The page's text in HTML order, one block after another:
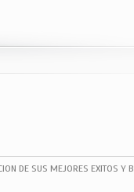
DE SUS MEJORES EXITOS Y